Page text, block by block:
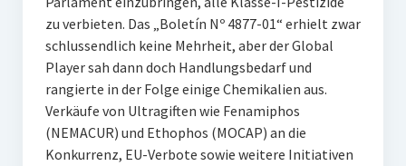
zu verbieten. Das „Boletín Nº 4877-01“ erhielt zwar
schlussendlich keine Mehrheit, aber der Global
Player sah dann doch Handlungsbedarf und
rangierte in der Folge einige Chemikalien aus.
Verkäufe von Ultragiften wie Fenamiphos
(NEMACUR) und Ethophos (MOCAP) an die
Konkurrenz, EU-Verbote sowie weitere Initiativen